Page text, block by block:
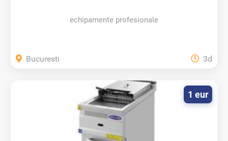
echipamente profesionale
Bucuresti 3d
1 eur